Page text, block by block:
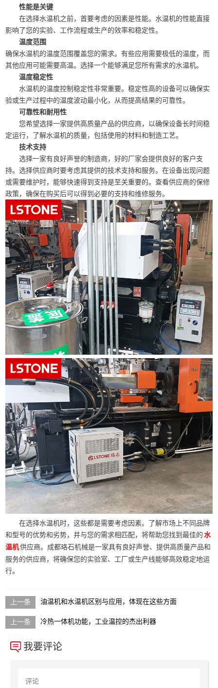
性能是关键
在选择水温机之前，首要考虑的因素是性能。水温机的性能直接
影响了您的实验、工作流程或生产的效率和稳定性。
温度范围
确保水温机的温度范围覆盖您的需求。有些应用需要极低的温度，而
其他应用可能需要高温。选择一个能够满足您所有需求的水温机。
温度稳定性
水温机的温度控制稳定性非常重要。稳定性高的设备可以确保实
验或生产过程中的温度波动最小化，从而提高结果的可靠性。
可靠性和耐用性
您希望选择一家提供高质量产品的供应商，以确保设备长时间稳
定运行，了解水温机的质量，包括使用的材料和制造工艺。
技术支持
选择一家有良好声誉的制造商，好的厂家会提供良好的客户支
持。选择供应商时要考虑其提供的技术支持和服务。在设备出现问题
或需要维护时，能够快速得到支持是至关重要的。查看供应商的保修
政策，确保在购买后可以得到必要的支持和维修服务。
在选择水温机时，这些都是需要考虑因素。了解市场上不同品牌
和型号的优势和劣势，并与您的需求相匹配，将帮助您找到最佳的 水
温机供应商。成都珞石机械是一家具有良好声誉、提供高质量产品和
服务的供应商，将确保您的实验室、工厂或生产线能够高效稳定地运
行。
油温机和水温机区别与应用，体现在这些方面
冷热一体机功能，工业温控的杰出利器
我要评论